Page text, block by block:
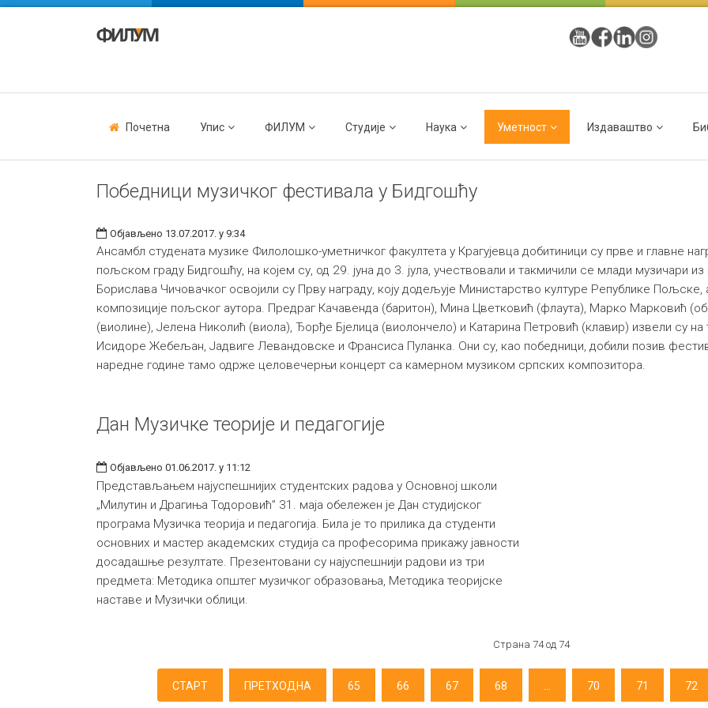
Почетна Упис ФИЛУМ Студије Наука Уметност Издаваштво
Победници музичког фестивала у Бидгошћу
Објављено 13.07.2017. у 9:34
Ансамбл студената музике Филолошко-уметничког факултета у Крагујевца добитиници су прве и главне
пољском граду Бидгошћу, на којем су, од 29. јуна до 3. јула, учествовали и такмичили се млади музичари
Борислава Чичовачког освојили су Прву награду, коју додељује Министарство културе Републике
композиције пољског аутора. Предраг Качавенда (баритон), Мина Цветковић (флаута), Марко Марковић
(виолине), Јелена Николић (виола), Ђорђе Бјелица (виолончело) и Катарина Петровић (клавир) извели су
Исидоре Жебељан, Јадвиге Левандовске и Франсиса Пуланка. Они су, као победници, добили позив
наредне године тамо одрже целовечерњи концерт са камерном музиком српских композитора.
Дан Музичке теорије и педагогије
Објављено 01.06.2017. у 11:12
Представљањем најуспешнијих студентских радова у Основној школи
„Милутин и Драгиња Тодоровић” 31. маја обележен је Дан студијског
програма Музичка теорија и педагогија. Била је то прилика да студенти
основних и мастер академских студија са професорима прикажу јавности
досадашње резултате. Презентовани су најуспешнији радови из три
предмета: Методика општег музичког образовања, Методика теоријске
наставе и Музички облици.
Страна 74 од 74
СТАРТ ПРЕТХОДНА 65 66 67 68 70 71 72